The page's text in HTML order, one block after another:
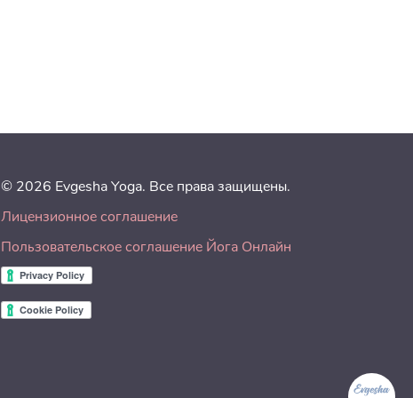
© 2026 Evgesha Yoga. Все права защищены.
Лицензионное соглашение
Пользовательское соглашение Йога Онлайн